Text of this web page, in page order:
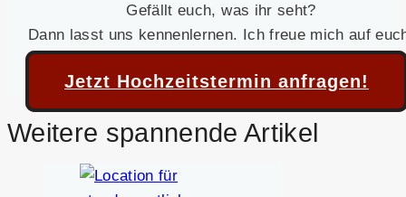
Gefällt euch, was ihr seht?
Dann lasst uns kennenlernen. Ich freue mich auf
Jetzt Hochzeitstermin anfragen!
Weitere spannende Artikel